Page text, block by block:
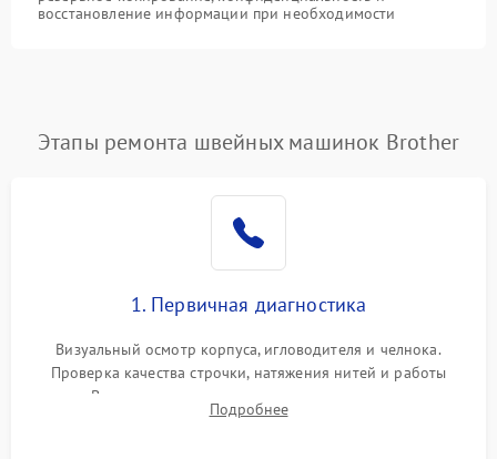
восстановление информации при необходимости
Этапы ремонта швейных машинок Brother
1. Первичная диагностика
Визуальный осмотр корпуса, игловодителя и челнока.
Проверка качества строчки, натяжения нитей и работы
педали. Выявление посторонних стуков, пропусков стежков,
обрывов нити или заклинивания механизмов на тестовом
Подробнее